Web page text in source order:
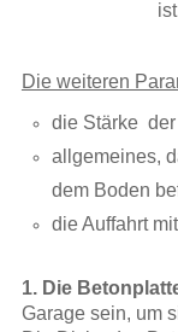
Die weiteren
die Stärke
allgemeines,
dem Boden
die Auffahrt
1. Die
Garage sein, um